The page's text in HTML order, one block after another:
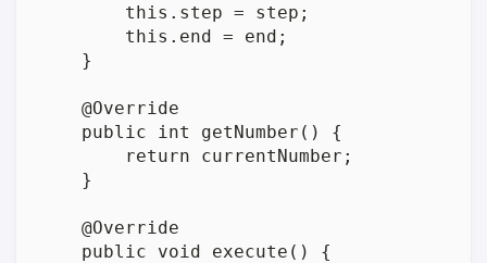
        this.step = step;
        this.end = end;
    }
    @Override
    public int getNumber() {
        return currentNumber;
    }
    @Override
    public void execute() {